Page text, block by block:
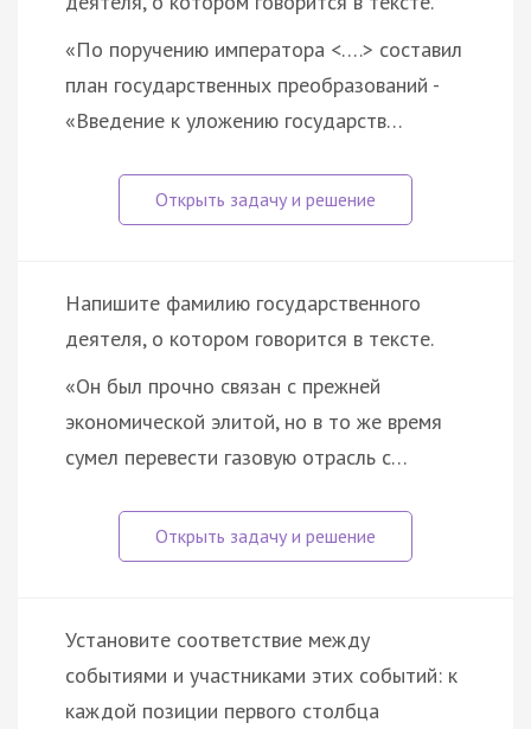
«По поручению императора <….> составил
план государственных преобразований -
«Введение к уложению государств…
Напишите фамилию государственного
деятеля, о котором говорится в тексте.
«Он был прочно связан с прежней
экономической элитой, но в то же время
сумел перевести газовую отрасль с…
Установите соответствие между
событиями и участниками этих событий: к
каждой позиции первого столбца